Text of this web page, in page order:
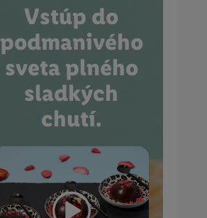
Vstúp do
podmanivého
sveta plného
sladkých
chutí.